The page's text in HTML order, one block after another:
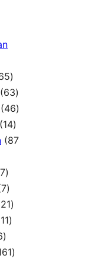
6
5
p
r
o
t
s
636
3
p
r
464
p
141
4
d
t
87
9
7
p
r
o
d
77
p
r
d
3
2
p
111
p
7
6 1